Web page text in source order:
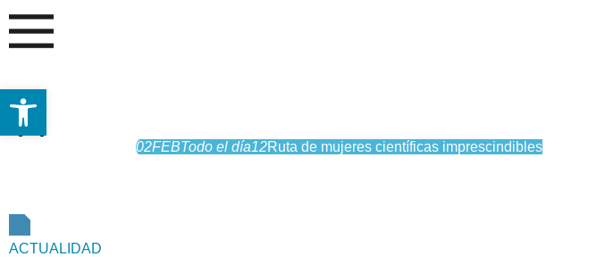
ACTUALIDAD
02FEBTodo el día12Ruta de mujeres científicas imprescindibles
Abrir barra de herramientas